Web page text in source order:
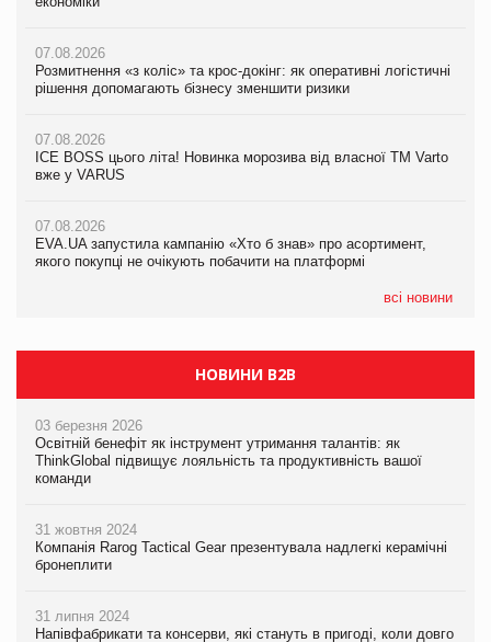
07.08.2026
Розмитнення «з коліс» та крос-докінг: як оперативні логістичні
рішення допомагають бізнесу зменшити ризики
07.08.2026
ICE BOSS цього літа! Новинка морозива від власної ТМ Varto
вже у VARUS
07.08.2026
EVA.UA запустила кампанію «Хто б знав» про асортимент,
якого покупці не очікують побачити на платформі
всі новини
07.08.2026
Розмитнення «з коліс» та крос-докінг: як оперативні логістичні
рішення допомагають бізнесу зменшити ризики
07.08.2026
ICE BOSS цього літа! Новинка морозива від власної ТМ Varto
вже у VARUS
07.08.2026
EVA.UA запустила кампанію «Хто б знав» про асортимент,
якого покупці не очікують побачити на платформі
07.08.2026
Kraft Heinz скоротила збиток у першому півріччі
Продажі Hugo Boss впали на 9%
НОВИНИ B2B
03 березня 2026
Освітній бенефіт як інструмент утримання талантів: як
ThinkGlobal підвищує лояльність та продуктивність вашої
команди
31 жовтня 2024
Компанія Rarog Tactical Gear презентувала надлегкі керамічні
бронеплити
31 липня 2024
Напівфабрикати та консерви, які стануть в пригоді, коли довго